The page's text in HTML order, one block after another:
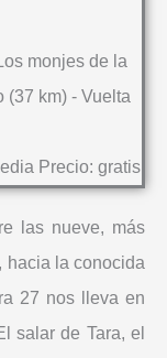
monjes de la
(37 km) - Vuelta
Precio: gratis
las nueve, más
, hacia la conocida
27 nos lleva en
salar de Tara, el